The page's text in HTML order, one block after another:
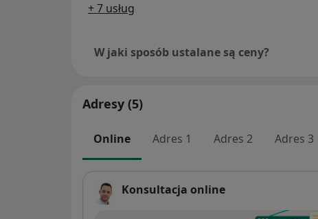
+ 7 usług
W jaki sposób ustalane są ceny?
Adresy (5)
Online Adres 1 Adres 2 Adres 3
Konsultacja online